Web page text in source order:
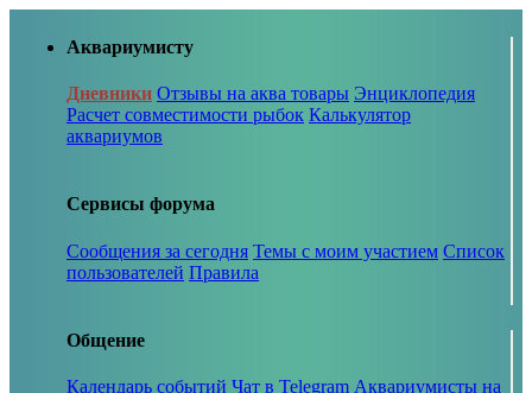
Аквариумисту
Дневники Отзывы на аква товары Энциклопедия
Расчет совместимости рыбок Калькулятор
аквариумов
Сервисы форума
Сообщения за сегодня Темы с моим участием Список
пользователей Правила
Общение
Календарь событий Чат в Telegram Аквариумисты на